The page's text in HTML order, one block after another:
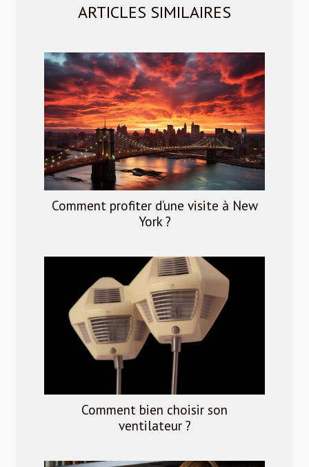
ARTICLES SIMILAIRES
Comment profiter d’une visite à New
York ?
Comment bien choisir son
ventilateur ?